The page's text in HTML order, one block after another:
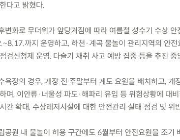
다고 밝혔다.
변화로 무더위가 앞당겨짐에 따라 여름철 성수기 수상
까지 운영하고, 하천·계곡 물놀이 관리지역의 안
검신청제 운영, 다슬기 채취 사고 예방 집중 등을 추진 중
욕장의 경우, 개장 전 주말부터 계도 요원을 배치하고,
며, 이안류·너울성 파도·해파리 유입 등 위험상황에 대
간 확대, 수상레저시설에 대한 안전관리 실태 점검 및 위
공원 내 물놀이 허용 구간에도 6월부터 안전요원을 조기